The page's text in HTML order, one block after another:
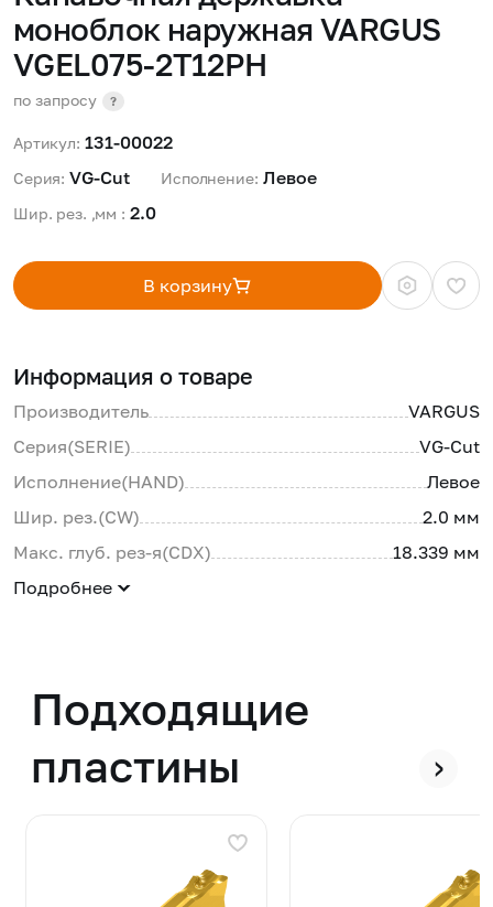
моноблок наружная VARGUS
VGEL075-2T12PH
по запросу ?
Артикул: 131-00022
Серия: VG-Cut Исполнение: Левое
Шир. рез. ,мм : 2.0
В корзину
Информация о товаре
Производитель
VARGUS
Серия(SERIE)
VG-Cut
Исполнение(HAND)
Левое
Шир. рез.(CW)
2.0 мм
Макс. глуб. рез-я(CDX)
18.339 мм
Подробнее
Подходящие
пластины
›